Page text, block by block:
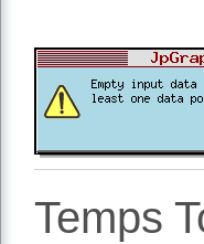
Temps